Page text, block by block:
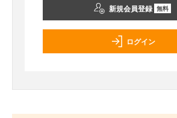
新規会員登録 無料
ログイン